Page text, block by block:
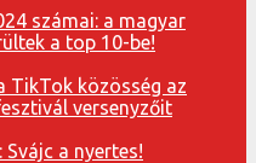
számai: a magyar
a top 10-be!
TikTok közösség az
versenyzőit
a nyertes!